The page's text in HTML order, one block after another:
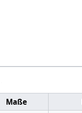
Maße